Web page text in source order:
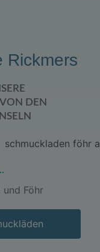
Rickmers
DEN
und Föhr